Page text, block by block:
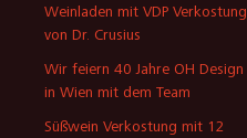
Weinladen mit VDP Verkostung
von Dr. Crusius
Wir feiern 40 Jahre OH Design
in Wien mit dem Team
Süßwein Verkostung mit 12